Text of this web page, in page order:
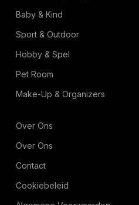
Baby & Kind
Sport & Outdoor
Hobby & Spel
Pet Room
Make-Up & Organizers
Over Ons
Over Ons
Contact
Cookiebeleid